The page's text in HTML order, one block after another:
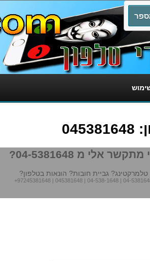
אלי מ 04-5381648?
טלמרקטינג? גביית חובות? הונאות בטלפון?
+97245381648 | 045381648 | 04-538-1648 | 04-